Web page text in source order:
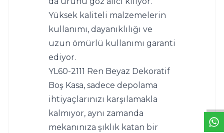
Yüksek kaliteli malzemelerin
kullanımı, dayanıklılığı ve
uzun ömürlü kullanımı garanti
ediyor.
YL60-2111 Ren Beyaz Dekoratif
Boş Kasa, sadece depolama
ihtiyaçlarınızı karşılamakla
kalmıyor, aynı zamanda
mekanınıza şıklık katan bir